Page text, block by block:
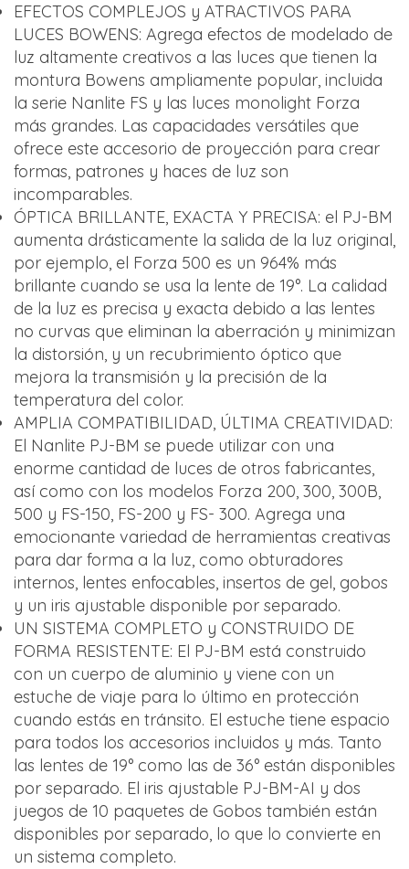
EFECTOS COMPLEJOS y ATRACTIVOS PARA
LUCES BOWENS: Agrega efectos de modelado de
luz altamente creativos a las luces que tienen la
montura Bowens ampliamente popular, incluida
la serie Nanlite FS y las luces monolight Forza
más grandes. Las capacidades versátiles que
ofrece este accesorio de proyección para crear
formas, patrones y haces de luz son
incomparables.
ÓPTICA BRILLANTE, EXACTA Y PRECISA: el PJ-BM
aumenta drásticamente la salida de la luz original,
por ejemplo, el Forza 500 es un 964% más
brillante cuando se usa la lente de 19°. La calidad
de la luz es precisa y exacta debido a las lentes
no curvas que eliminan la aberración y minimizan
la distorsión, y un recubrimiento óptico que
mejora la transmisión y la precisión de la
temperatura del color.
AMPLIA COMPATIBILIDAD, ÚLTIMA CREATIVIDAD:
El Nanlite PJ-BM se puede utilizar con una
enorme cantidad de luces de otros fabricantes,
así como con los modelos Forza 200, 300, 300B,
500 y FS-150, FS-200 y FS- 300. Agrega una
emocionante variedad de herramientas creativas
para dar forma a la luz, como obturadores
internos, lentes enfocables, insertos de gel, gobos
y un iris ajustable disponible por separado.
UN SISTEMA COMPLETO y CONSTRUIDO DE
FORMA RESISTENTE: El PJ-BM está construido
con un cuerpo de aluminio y viene con un
estuche de viaje para lo último en protección
cuando estás en tránsito. El estuche tiene espacio
para todos los accesorios incluidos y más. Tanto
las lentes de 19° como las de 36° están disponibles
por separado. El iris ajustable PJ-BM-AI y dos
juegos de 10 paquetes de Gobos también están
disponibles por separado, lo que lo convierte en
un sistema completo.